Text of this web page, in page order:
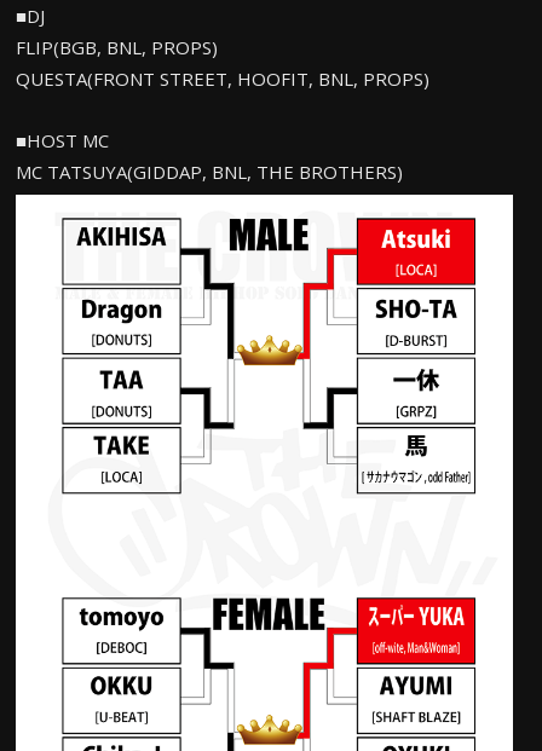
■DJ
FLIP(BGB, BNL, PROPS)
QUESTA(FRONT STREET, HOOFIT, BNL, PROPS)
■HOST MC
MC TATSUYA(GIDDAP, BNL, THE BROTHERS)